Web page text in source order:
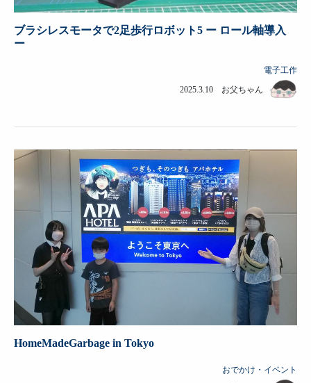
ブラシレスモータで2足歩行ロボット5 ー ロール軸導入
ー
電子工作
2025.3.10 お父ちゃん
HomeMadeGarbage in Tokyo
おでかけ・イベント